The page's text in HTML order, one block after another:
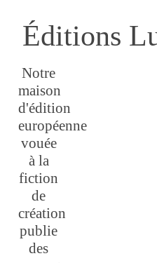
Éditions
Notre
maison
d'édition
européenne
vouée
à la
fiction
de
création
publie
des